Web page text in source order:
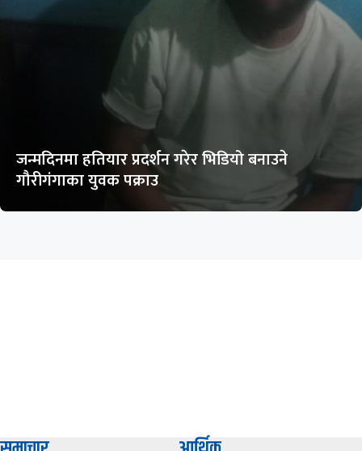
जन्मदिनमा हतियार प्रदर्शन गरेर भिडियो बनाउने
गौरीगंगाका युवक पक्राउ